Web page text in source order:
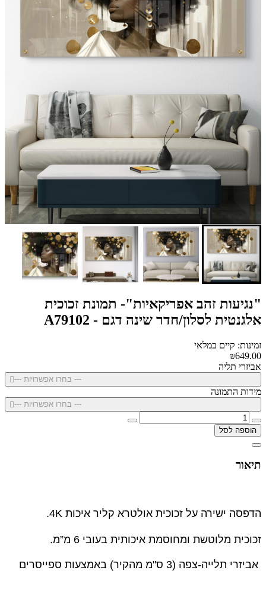
"נגיעות זהב אפריקאיות"- תמונת זכוכית
אלגנטית לסלון/חדר שינה דגם - A79102
זמינות: קיים במלאי
₪649.00
אביזרי תליה
--- בחרו אפשרויות ---
מידות התמונה
--- בחרו אפשרויות ---
הוספה לסל
תיאור
הדפסה ישירה על זכוכית אולטרא קליר איכות 4K.
זכוכית מלוטשת ומחוסמת איכותית בעובי 6 מ”מ.
אביזרי תלייה-צפה (3 ס"מ מהקיר) באמצעות ספייסרים